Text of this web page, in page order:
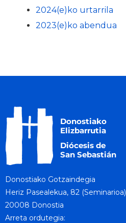
2024(e)ko urtarrila
2023(e)ko abendua
Donostiako Gotzaindegia
Heriz Pasealekua, 82 (Seminarioa)
20008 Donostia
Arreta ordutegia: